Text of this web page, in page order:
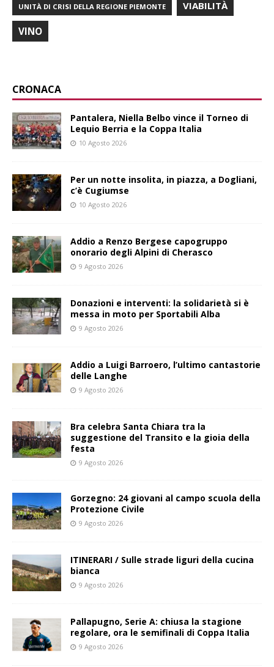
UNITÀ DI CRISI DELLA REGIONE PIEMONTE VIABILITÀ
VINO
CRONACA
Pantalera, Niella Belbo vince il Torneo di
Lequio Berria e la Coppa Italia
10 Agosto 2026
Per un notte insolita, in piazza, a Dogliani,
c’è Cugiumse
10 Agosto 2026
Addio a Renzo Bergese capogruppo
onorario degli Alpini di Cherasco
9 Agosto 2026
Donazioni e interventi: la solidarietà si è
messa in moto per Sportabili Alba
9 Agosto 2026
Addio a Luigi Barroero, l’ultimo cantastorie
delle Langhe
9 Agosto 2026
Bra celebra Santa Chiara tra la
suggestione del Transito e la gioia della
festa
9 Agosto 2026
Gorzegno: 24 giovani al campo scuola della
Protezione Civile
9 Agosto 2026
ITINERARI / Sulle strade liguri della cucina
bianca
9 Agosto 2026
Pallapugno, Serie A: chiusa la stagione
regolare, ora le semifinali di Coppa Italia
9 Agosto 2026